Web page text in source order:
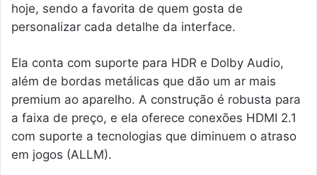
hoje, sendo a favorita de quem gosta de
personalizar cada detalhe da interface.
Ela conta com suporte para HDR e Dolby Audio,
além de bordas metálicas que dão um ar mais
premium ao aparelho. A construção é robusta para
a faixa de preço, e ela oferece conexões HDMI 2.1
com suporte a tecnologias que diminuem o atraso
em jogos (ALLM).